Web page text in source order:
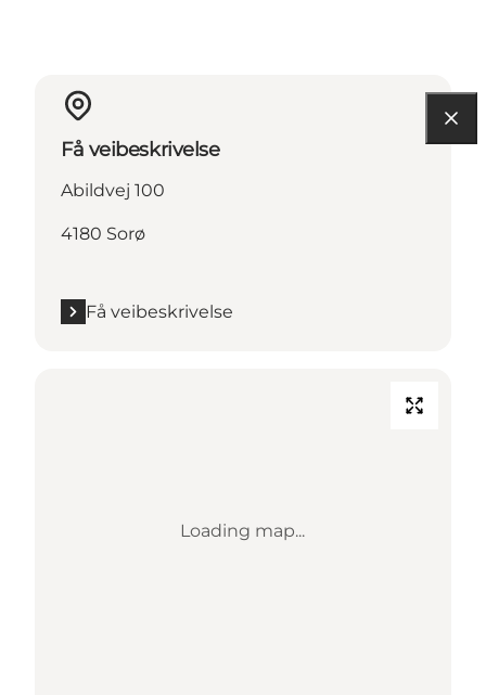
Få veibeskrivelse
Abildvej 100
4180 Sorø
Få veibeskrivelse
Loading map...